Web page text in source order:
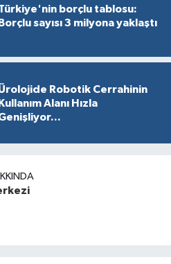
borçlu tablosu:
Borçlu sayısı 3 milyona yaklaştı
Robotik Cerrahinin
Kullanım Alanı Hızla